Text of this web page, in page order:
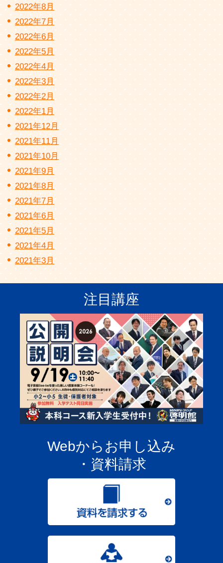
2022年8月
2022年7月
2022年6月
2022年5月
2022年4月
2022年3月
2022年2月
2022年1月
2021年12月
2021年11月
2021年10月
2021年9月
2021年8月
2021年7月
2021年6月
2021年5月
2021年4月
2021年3月
注目講座
Webからお申し込み
・資料請求